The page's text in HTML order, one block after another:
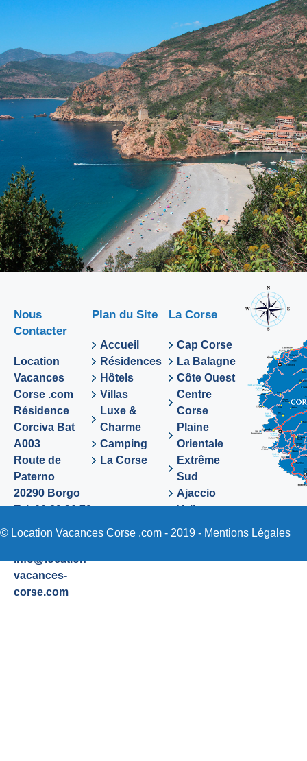
Nous
Contacter
Location
Vacances
Corse .com
Résidence
Corciva Bat
A003
Route de
Paterno
20290 Borgo
Tel. 06 89 36 72
info@location-
vacances-
corse.com
Plan du Site
Accueil
Résidences
Hôtels
Villas
Luxe &
Charme
Camping
La Corse
La Corse
Cap Corse
La Balagne
Côte Ouest
Centre
Corse
Plaine
Orientale
Extrême
Sud
Ajaccio
Valinco
Sartene
© Location Vacances Corse .com - 2019 - Mentions Légales